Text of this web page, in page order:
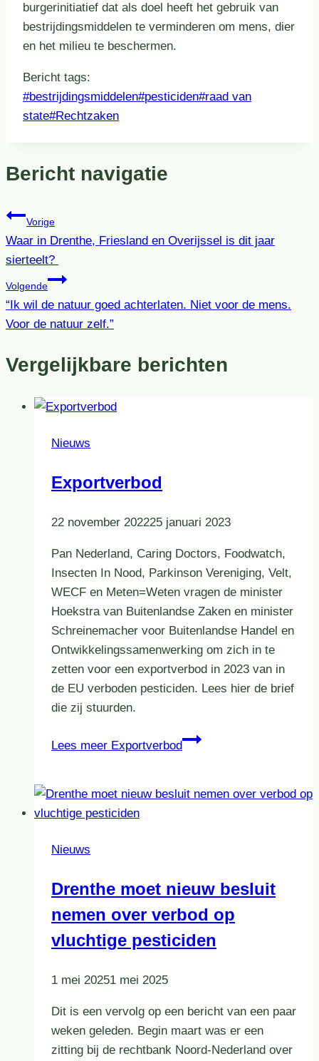
burgerinitiatief dat als doel heeft het gebruik van
bestrijdingsmiddelen te verminderen om mens, dier
en het milieu te beschermen.
Bericht tags:
#bestrijdingsmiddelen#pesticiden#raad van
state#Rechtzaken
Bericht navigatie
Vorige
Waar in Drenthe, Friesland en Overijssel is dit jaar
sierteelt?
Volgende
“Ik wil de natuur goed achterlaten. Niet voor de mens.
Voor de natuur zelf.”
Vergelijkbare berichten
Nieuws
Exportverbod
22 november 202225 januari 2023
Pan Nederland, Caring Doctors, Foodwatch,
Insecten In Nood, Parkinson Vereniging, Velt,
WECF en Meten=Weten vragen de minister
Hoekstra van Buitenlandse Zaken en minister
Schreinemacher voor Buitenlandse Handel en
Ontwikkelingssamenwerking om zich in te
zetten voor een exportverbod in 2023 van in
de EU verboden pesticiden. Lees hier de brief
die zij stuurden.
Lees meer Exportverbod
Nieuws
Drenthe moet nieuw besluit
nemen over verbod op
vluchtige pesticiden
1 mei 20251 mei 2025
Dit is een vervolg op een bericht van een paar
weken geleden. Begin maart was er een
zitting bij de rechtbank Noord-Nederland over